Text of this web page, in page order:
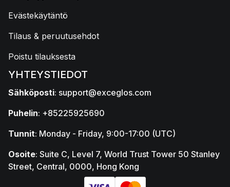
Evästekäytäntö
Tilaus & peruutusehdot
Poistu tilauksesta
YHTEYSTIEDOT
Sähköposti: support@exceglos.com
Puhelin: +85225925690
Tunnit: Monday - Friday, 9:00-17:00 (UTC)
Osoite: Suite C, Level 7, World Trust Tower 50 Stanley
Street, Central, 0000, Hong Kong